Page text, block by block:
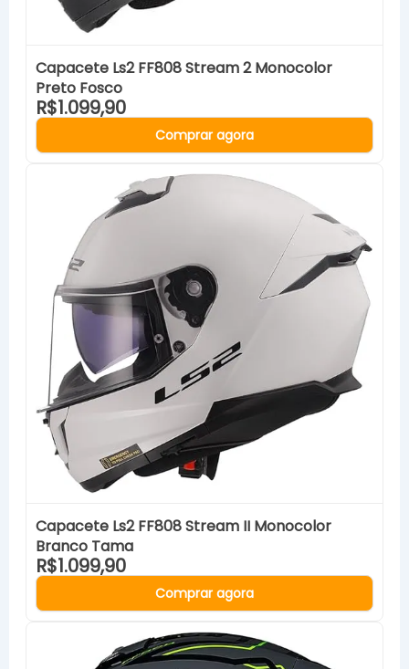
Capacete Ls2 FF808 Stream 2 Monocolor
Preto Fosco
R$1.099,90
Comprar agora
Capacete Ls2 FF808 Stream II Monocolor
Branco Tama
R$1.099,90
Comprar agora